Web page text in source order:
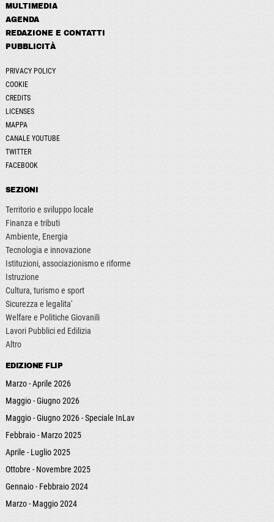
MULTIMEDIA
AGENDA
REDAZIONE E CONTATTI
PUBBLICITÀ
PRIVACY POLICY
COOKIE
CREDITS
LICENSES
MAPPA
CANALE YOUTUBE
TWITTER
FACEBOOK
SEZIONI
Territorio e sviluppo locale
Finanza e tributi
Ambiente, Energia
Tecnologia e innovazione
Istituzioni, associazionismo e riforme
Istruzione
Cultura, turismo e sport
Sicurezza e legalita'
Welfare e Politiche Giovanili
Lavori Pubblici ed Edilizia
Altro
EDIZIONE FLIP
Marzo - Aprile 2026
Maggio - Giugno 2026
Maggio - Giugno 2026 - Speciale InLav
Febbraio - Marzo 2025
Aprile - Luglio 2025
Ottobre - Novembre 2025
Gennaio - Febbraio 2024
Marzo - Maggio 2024